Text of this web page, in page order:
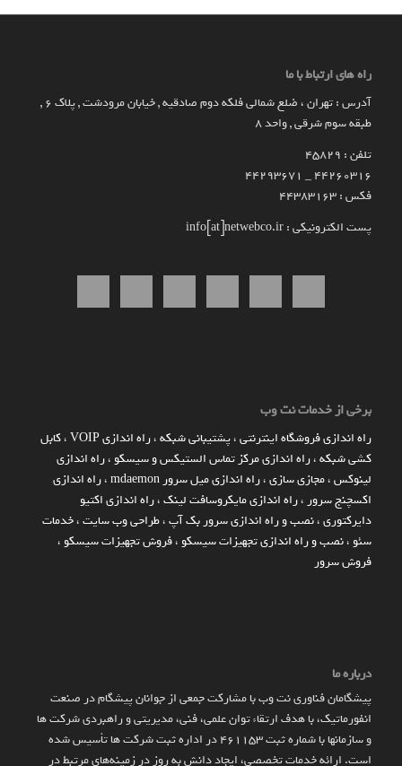
راه های ارتباط با ما
آدرس : تهران ، ضلع شمالی فلکه دوم صادقیه , خیابان مرودشت , پلاک ۶ ,
طبقه سوم شرقی , واحد ۸
تلفن : 45829
۴۴۲۶۰۳۱۶ _ 44293671
فکس : 44383163
پست الکترونیکی : info[at]netwebco.ir
برخی از خدمات نت وب
راه اندازي فروشگاه اينترنتي،پشتیبانی شبکه،راه اندازی VOIP ،کابل
کشی شبکه،راه اندازی مرکز تماس الستیکس و سیسکو ،راه اندازی
لینوکس،مجازی سازی،راه اندازی میل سرور mdaemon ،راه اندازی
اکسچنج سرور ،راه اندازی مایکروسافت لینک،راه اندازی اکتیو
دایرکتوری،نصب و راه اندازی سرور بک آپ،طراحی وب سایت،خدمات
سئو ،نصب و راه اندازی تجهیزات سیسکو ،فروش تجهیزات سیسکو ،
فروش سرور
درباره ما
پیشگامان فناوری نت وب با مشارکت جمعی از جوانان پیشگام در صنعت
انفورماتیک، با هدف ارتقاء توان علمی، فنی، مدیریتی و راهبردی شرکت ها
و سازمان­ها با شماره ثبت 461153 در اداره ثبت شرکت ها تأسیس شده
است. ارائه خدمات تخصصی، ایجاد دانش به‌ روز در زمینه‌های مرتبط در